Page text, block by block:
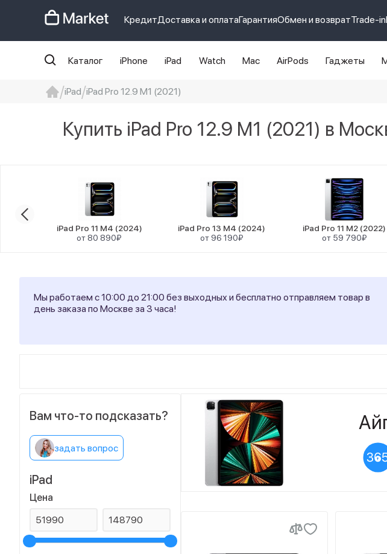
КредитДоставка и оплатаГарантияОбмен и возвратTrade-in
Каталог iPhone iPad Watch Mac AirPods Гаджеты
iPad iPad Pro 12.9 M1 (2021)
Купить iPad Pro 12.9 M1 (2021) в
iPad Pro 11 M4 (2024)
от 80 890₽
iPad Pro 13 M4 (2024)
от 96 190₽
iPad Pro 11 M2 (2022)
от 59 790₽
Мы работаем с 10:00 до 21:00 без выходных и бесплатно отправляем товар в
день заказа по Москве за 3 часа!
Вам что-то подсказать?
задать вопрос
iPad
Цена